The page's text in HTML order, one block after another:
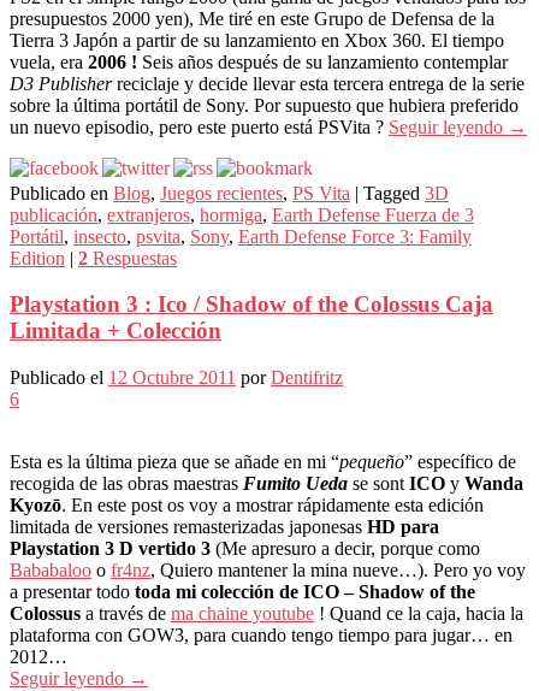
presupuestos 2000 yen), Me tiré en este Grupo de Defensa de la
Tierra 3 Japón a partir de su lanzamiento en Xbox 360. El tiempo
vuela, era 2006 ! Seis años después de su lanzamiento contemplar
D3 Publisherreciclaje y decide llevar esta tercera entrega de la serie
sobre la última portátil de Sony. Por supuesto que hubiera preferido
un nuevo episodio, pero este puerto está PSVita ? Seguir leyendo →
Publicado en Blog, Juegos recientes, PS Vita | Tagged 3D
publicación, extranjeros, hormiga, Earth Defense Fuerza de 3
Portátil, insecto, psvita, Sony, Earth Defense Force 3: Family
Edition | 2 Respuestas
Playstation 3 : Ico / Shadow of the Colossus Caja
Limitada + Colección
Publicado el 12 Octubre 2011 porDentifritz
6
Esta es la última pieza que se añade en mi “pequeño” específico de
recogida de las obras maestras Fumito Ueda se sont ICO y Wanda
Kyozō. En este post os voy a mostrar rápidamente esta edición
limitada de versiones remasterizadas japonesas HD para
Playstation 3 D vertido 3 (Me apresuro a decir, porque como
Bababaloo o fr4nz, Quiero mantener la mina nueve…). Pero yo voy
a presentar todo toda mi colección de ICO – Shadow of the
Colossus a través de ma chaine youtube ! Quand ce la caja, hacia la
plataforma con GOW3, para cuando tengo tiempo para jugar… en
2012…
Seguir leyendo →